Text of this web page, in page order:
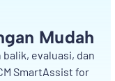
Mudah
evaluasi, dan
SmartAssist for